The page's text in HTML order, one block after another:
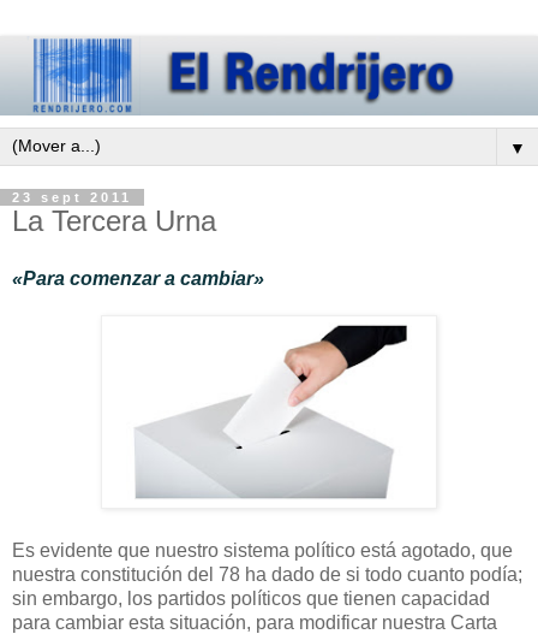
▼
23 sept 2011
La Tercera Urna
«Para comenzar a cambiar»
Es evidente que nuestro sistema político está agotado, que
nuestra constitución del 78 ha dado de si todo cuanto podía;
sin embargo, los partidos políticos que tienen capacidad
para cambiar esta situación, para modificar nuestra Carta